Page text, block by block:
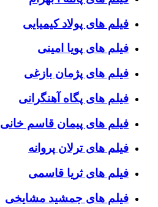
فیلم های پولاد کیمیایی
فیلم های پویا امینی
فیلم های پژمان بازغی
فیلم های پگاه آهنگرانی
فیلم های پیمان قاسم خانی
فیلم های ترلان پروانه
فیلم های ثریا قاسمی
فیلم های جمشید مشایخی